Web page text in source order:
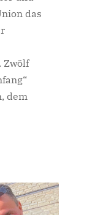
das
Zwölf
dem